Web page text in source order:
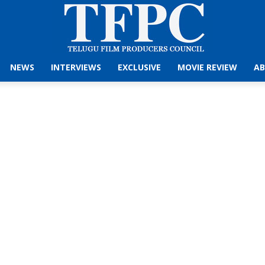
NEWS INTERVIEWS EXCLUSIVE MOVIE REVIEW